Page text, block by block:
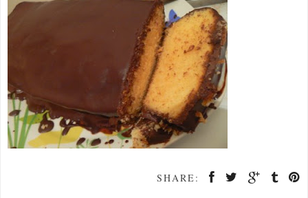
SHARE: